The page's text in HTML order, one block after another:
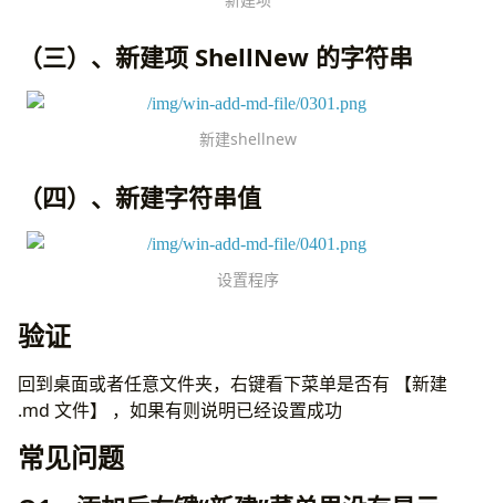
（三）、新建项 ShellNew 的字符串
新建shellnew
（四）、新建字符串值
设置程序
验证
回到桌面或者任意文件夹，右键看下菜单是否有 【新建
.md 文件】 ，如果有则说明已经设置成功
常见问题